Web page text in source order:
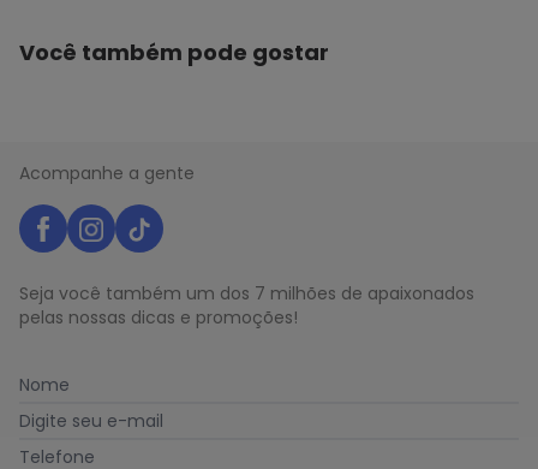
Você também pode gostar
Acompanhe a gente
Seja você também um dos 7 milhões de apaixonados
pelas nossas dicas e promoções!
Nome
Digite seu e-mail
Telefone